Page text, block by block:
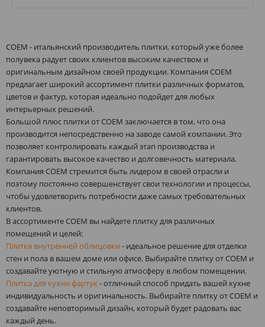
COEM - итальянский производитель плитки, который уже более
полувека радует своих клиентов высоким качеством и
оригинальным дизайном своей продукции. Компания COEM
предлагает широкий ассортимент плитки различных форматов,
цветов и фактур, которая идеально подойдет для любых
интерьерных решений.
Большой плюс плитки от COEM заключается в том, что она
производится непосредственно на заводе самой компании. Это
позволяет контролировать каждый этап производства и
гарантировать высокое качество и долговечность материала.
Компания COEM стремится быть лидером в своей отрасли и
поэтому постоянно совершенствует свои технологии и процессы,
чтобы удовлетворить потребности даже самых требовательных
клиентов.
В ассортименте COEM вы найдете плитку для различных
помещений и целей:
Плитка внутренней облицовки - идеальное решение для отделки
стен и пола в вашем доме или офисе. Выбирайте плитку от COEM и
создавайте уютную и стильную атмосферу в любом помещении.
Плитка для кухни фартук - отличный способ придать вашей кухне
индивидуальность и оригинальность. Выбирайте плитку от COEM и
создавайте неповторимый дизайн, который будет радовать вас
каждый день.